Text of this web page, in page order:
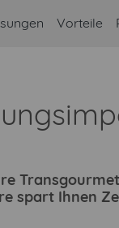
Vorteile
spart Ihnen